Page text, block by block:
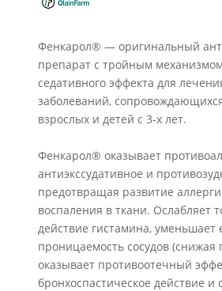
Фенкарол® — оригинальный
препарат с тройным
седативного эффекта для
заболеваний,
взрослых и детей с 3-х лет.
Фенкарол® оказывает
антиэкссудативное и
предотвращая развитие
воспаления в ткани. Ослабляет
действие гистамина, уменьшает
проницаемость сосудов (снижая
оказывает противоотечный
бронхоспастическое действие и